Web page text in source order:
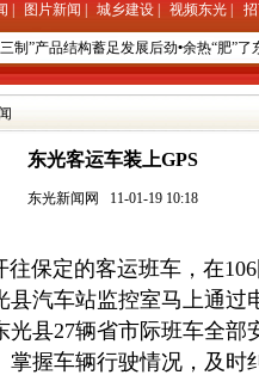
图片新闻 城乡建设 视频东光
”产品结构蓄足发展后劲•余热“肥”了东
东光客运车装上GPS
东光新闻网 11-01-19 10:18
保定的客运班车，在106
县汽车站监控室马上通过
县27辆省市际班车全部
掌握车辆行驶情况，及时